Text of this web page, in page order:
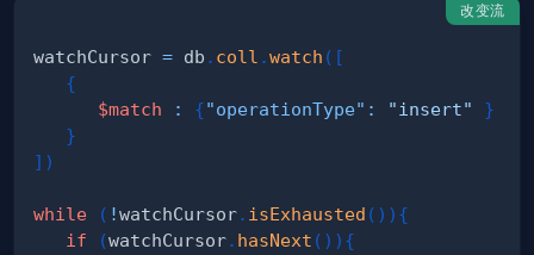
改变流
watchCursor = db . coll .watch ( [
{
$match
: {"operationType" : "insert"
}
}
] )
while ( !watchCursor. isExhausted ( ) ) {
if
(watchCursor. hasNext ( ) ) {